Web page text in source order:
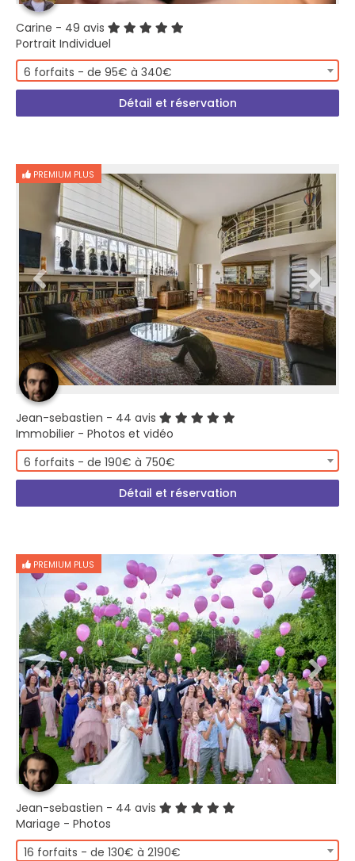
Carine - 49 avis
Portrait Individuel
6 forfaits - de 95€ à 340€
Détail et réservation
PREMIUM PLUS
Jean-sebastien - 44 avis
Immobilier - Photos et vidéo
6 forfaits - de 190€ à 750€
Détail et réservation
PREMIUM PLUS
Jean-sebastien - 44 avis
Mariage - Photos
16 forfaits - de 130€ à 2190€